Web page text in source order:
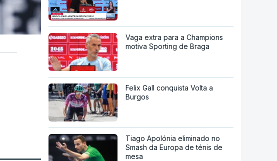
Vaga extra para a Champions
motiva Sporting de Braga
Felix Gall conquista Volta a
Burgos
Tiago Apolónia eliminado no
Smash da Europa de ténis de
mesa